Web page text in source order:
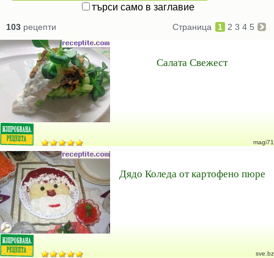
търси само в заглавие
103 рецепти Страница 1 2 3 4 5
Салата Свежест
magi71
Дядо Коледа от картофено пюре
sve.bz